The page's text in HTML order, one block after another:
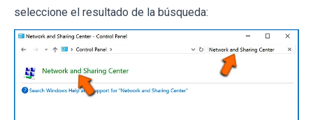
seleccione el resultado de la búsqueda: